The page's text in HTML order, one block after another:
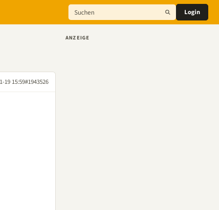
Login
19 15:59#1943526
ANZEIGE